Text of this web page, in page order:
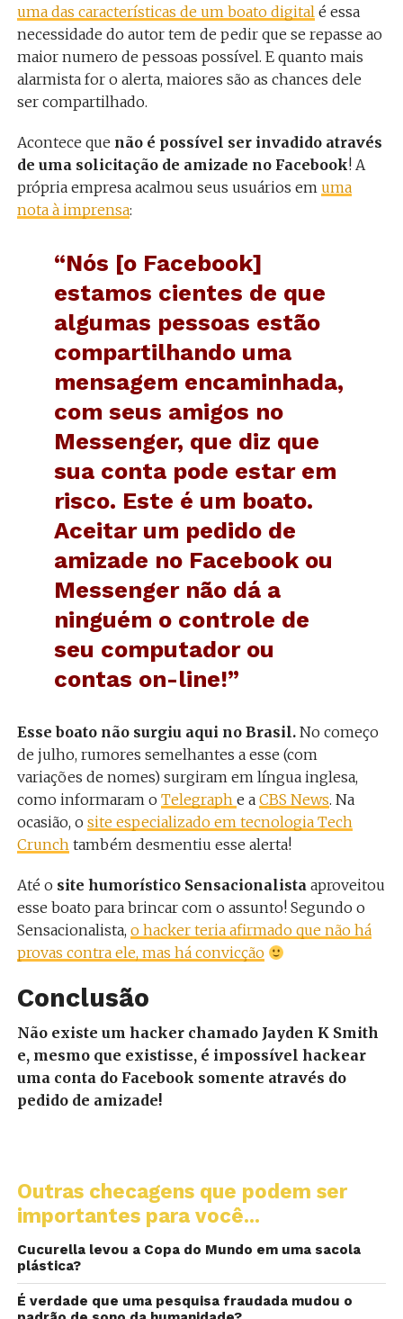
uma das características de um boato digitalé essa
necessidade do autor tem de pedir que se repasse ao
maior numero de pessoas possível. E quanto mais
alarmista for o alerta, maiores são as chances dele
ser compartilhado.
Acontece que não é possível ser invadido através
de uma solicitação de amizade no Facebook! A
própria empresa acalmou seus usuários em uma
nota à imprensa:
“Nós [o Facebook]
estamos cientes de que
algumas pessoas estão
compartilhando uma
mensagem encaminhada,
com seus amigos no
Messenger, que diz que
sua conta pode estar em
risco. Este é um boato.
Aceitar um pedido de
amizade no Facebook ou
Messenger não dá a
ninguém o controle de
seu computador ou
contas on-line!”
Esse boato não surgiu aqui no Brasil.No começo
de julho, rumores semelhantes a esse (com
variações de nomes) surgiram em língua inglesa,
como informaram o Telegraph e a CBS News. Na
ocasião, o site especializado em tecnologia Tech
Crunchtambém desmentiu esse alerta!
Até o site humorístico Sensacionalistaaproveitou
esse boato para brincar com o assunto! Segundo o
Sensacionalista, o hacker teria afirmado que não há
provas contra ele, mas há convicção
Conclusão
Não existe um hacker chamado Jayden K Smith
e, mesmo que existisse, é impossível hackear
uma conta do Facebook somente através do
pedido de amizade!
Outras checagens que podem ser
importantes para você...
Cucurella levou a Copa do Mundo em uma sacola
plástica?
É verdade que uma pesquisa fraudada mudou o